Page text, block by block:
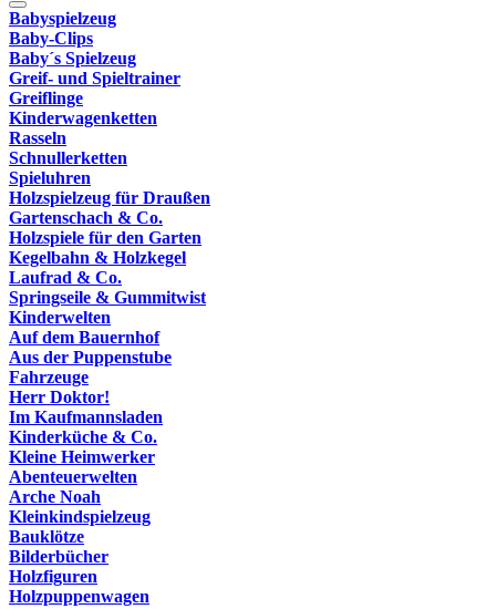
Babyspielzeug
Baby-Clips
Baby´s Spielzeug
Greif- und Spieltrainer
Greiflinge
Kinderwagenketten
Rasseln
Schnullerketten
Spieluhren
Holzspielzeug für Draußen
Gartenschach & Co.
Holzspiele für den Garten
Kegelbahn & Holzkegel
Laufrad & Co.
Springseile & Gummitwist
Kinderwelten
Auf dem Bauernhof
Aus der Puppenstube
Fahrzeuge
Herr Doktor!
Im Kaufmannsladen
Kinderküche & Co.
Kleine Heimwerker
Abenteuerwelten
Arche Noah
Kleinkindspielzeug
Bauklötze
Bilderbücher
Holzfiguren
Holzpuppenwagen